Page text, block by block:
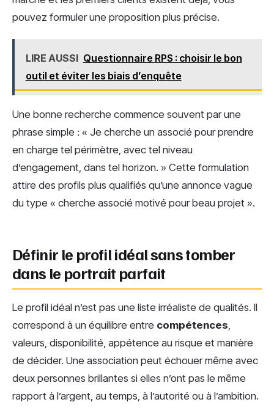
pouvez formuler une proposition plus précise.
LIRE AUSSI Questionnaire RPS : choisir le bon
outil et éviter les biais d’enquête
Une bonne recherche commence souvent par une
phrase simple : « Je cherche un associé pour prendre
en charge tel périmètre, avec tel niveau
d’engagement, dans tel horizon. » Cette formulation
attire des profils plus qualifiés qu’une annonce vague
du type « cherche associé motivé pour beau projet ».
Définir le profil idéal sans tomber
dans le portrait parfait
Le profil idéal n’est pas une liste irréaliste de qualités. Il
correspond à un équilibre entre compétences,
valeurs, disponibilité, appétence au risque et manière
de décider. Une association peut échouer même avec
deux personnes brillantes si elles n’ont pas le même
rapport à l’argent, au temps, à l’autorité ou à l’ambition.